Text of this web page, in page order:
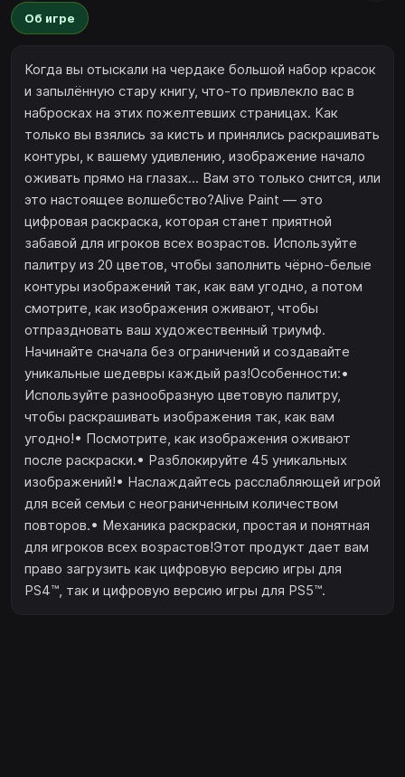
Об игре
Когда вы отыскали на чердаке большой набор красок
и запылённую стару книгу, что-то привлекло вас в
набросках на этих пожелтевших страницах. Как
только вы взялись за кисть и принялись раскрашивать
контуры, к вашему удивлению, изображение начало
оживать прямо на глазах... Вам это только снится, или
это настоящее волшебство?Alive Paint — это
цифровая раскраска, которая станет приятной
забавой для игроков всех возрастов. Используйте
палитру из 20 цветов, чтобы заполнить чёрно-белые
контуры изображений так, как вам угодно, а потом
смотрите, как изображения оживают, чтобы
отпраздновать ваш художественный триумф.
Начинайте сначала без ограничений и создавайте
уникальные шедевры каждый раз!Особенности:•
Используйте разнообразную цветовую палитру,
чтобы раскрашивать изображения так, как вам
угодно!• Посмотрите, как изображения оживают
после раскраски.• Разблокируйте 45 уникальных
изображений!• Наслаждайтесь расслабляющей игрой
для всей семьи с неограниченным количеством
повторов.• Механика раскраски, простая и понятная
для игроков всех возрастов!Этот продукт дает вам
право загрузить как цифровую версию игры для
PS4™‎, так и цифровую версию игры для PS5™.